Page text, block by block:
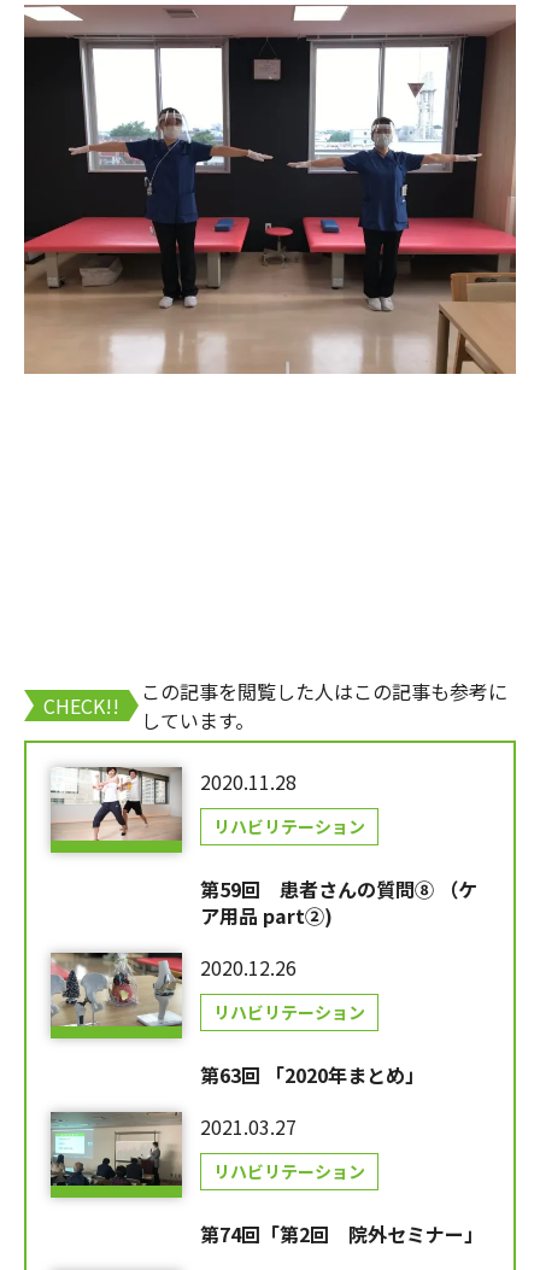
CHECK!!
この記事を閲覧した人はこの記事も参考に
しています。
2020.11.28
リハビリテーション
第59回 患者さんの質問⑧ （ケ
ア用品 part②)
2020.12.26
リハビリテーション
第63回 「2020年まとめ」
2021.03.27
リハビリテーション
第74回「第2回 院外セミナー」